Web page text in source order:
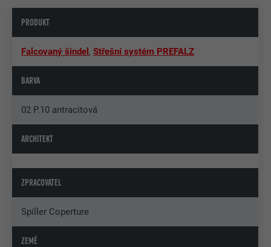
PRODUKT
Falcovaný šindel ,Střešní systém PREFALZ
BARVA
02 P.10 antracitová
ARCHITEKT
ZPRACOVATEL
Spiller Coperture
ZEMĚ